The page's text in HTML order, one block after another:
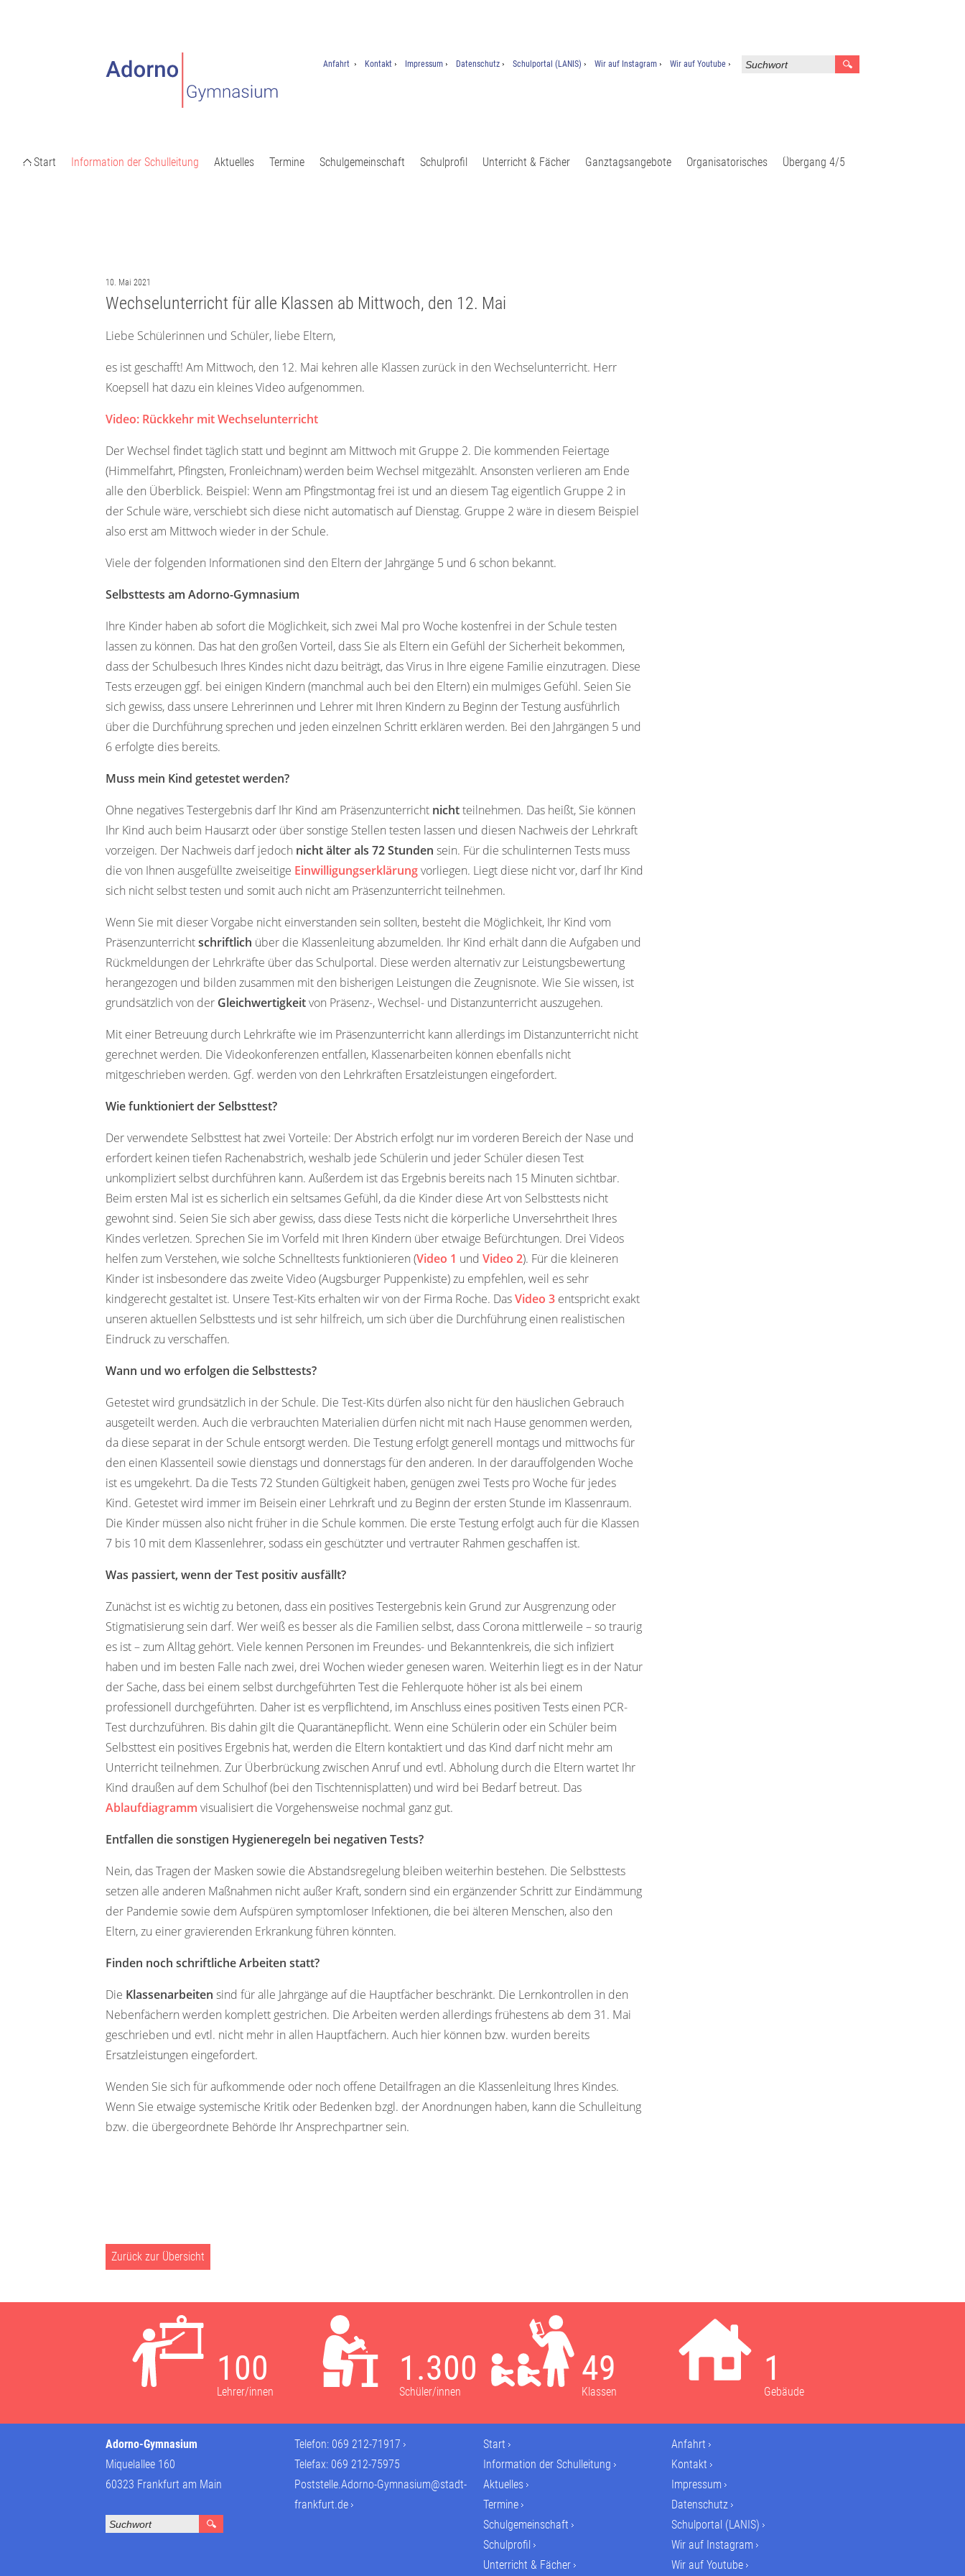
Anfahrt Kontakt Impressum Datenschutz Schulportal (LANIS) Wir auf Instagram Wir auf Youtube
Start Information der Schulleitung Aktuelles Termine Schulgemeinschaft Schulprofil Unterricht & Fächer Ganztagsangebote Organisatorisches Übergang 4/5
10. Mai 2021
Wechselunterricht für alle Klassen ab Mittwoch, den 12. Mai
Liebe Schülerinnen und Schüler, liebe Eltern,
es ist geschafft! Am Mittwoch, den 12. Mai kehren alle Klassen zurück in den Wechselunterricht. Herr
Koepsell hat dazu ein kleines Video aufgenommen.
Video: Rückkehr mit Wechselunterricht
Der Wechsel findet täglich statt und beginnt am Mittwoch mit Gruppe 2. Die kommenden Feiertage
(Himmelfahrt, Pfingsten, Fronleichnam) werden beim Wechsel mitgezählt. Ansonsten verlieren am Ende
alle den Überblick. Beispiel: Wenn am Pfingstmontag frei ist und an diesem Tag eigentlich Gruppe 2 in
der Schule wäre, verschiebt sich diese nicht automatisch auf Dienstag. Gruppe 2 wäre in diesem Beispiel
also erst am Mittwoch wieder in der Schule.
Viele der folgenden Informationen sind den Eltern der Jahrgänge 5 und 6 schon bekannt.
Selbsttests am Adorno-Gymnasium
Ihre Kinder haben ab sofort die Möglichkeit, sich zwei Mal pro Woche kostenfrei in der Schule testen
lassen zu können. Das hat den großen Vorteil, dass Sie als Eltern ein Gefühl der Sicherheit bekommen,
dass der Schulbesuch Ihres Kindes nicht dazu beiträgt, das Virus in Ihre eigene Familie einzutragen. Diese
Tests erzeugen ggf. bei einigen Kindern (manchmal auch bei den Eltern) ein mulmiges Gefühl. Seien Sie
sich gewiss, dass unsere Lehrerinnen und Lehrer mit Ihren Kindern zu Beginn der Testung ausführlich
über die Durchführung sprechen und jeden einzelnen Schritt erklären werden. Bei den Jahrgängen 5 und
6 erfolgte dies bereits.
Muss mein Kind getestet werden?
Ohne negatives Testergebnis darf Ihr Kind am Präsenzunterricht nichtteilnehmen. Das heißt, Sie können
Ihr Kind auch beim Hausarzt oder über sonstige Stellen testen lassen und diesen Nachweis der Lehrkraft
vorzeigen. Der Nachweis darf jedoch nicht älter als 72 Stunden sein. Für die schulinternen Tests muss
die von Ihnen ausgefüllte zweiseitige Einwilligungserklärungvorliegen. Liegt diese nicht vor, darf Ihr Kind
sich nicht selbst testen und somit auch nicht am Präsenzunterricht teilnehmen.
Wenn Sie mit dieser Vorgabe nicht einverstanden sein sollten, besteht die Möglichkeit, Ihr Kind vom
Präsenzunterrichtschriftlich über die Klassenleitung abzumelden. Ihr Kind erhält dann die Aufgaben und
Rückmeldungen der Lehrkräfte über das Schulportal. Diese werden alternativ zur Leistungsbewertung
herangezogen und bilden zusammen mit den bisherigen Leistungen die Zeugnisnote. Wie Sie wissen, ist
grundsätzlich von der Gleichwertigkeitvon Präsenz-, Wechsel- und Distanzunterricht auszugehen.
Mit einer Betreuung durch Lehrkräfte wie im Präsenzunterricht kann allerdings im Distanzunterricht nicht
gerechnet werden. Die Videokonferenzen entfallen, Klassenarbeiten können ebenfalls nicht
mitgeschrieben werden. Ggf. werden von den Lehrkräften Ersatzleistungen eingefordert.
Wie funktioniert der Selbsttest?
Der verwendete Selbsttest hat zwei Vorteile: Der Abstrich erfolgt nur im vorderen Bereich der Nase und
erfordert keinen tiefen Rachenabstrich, weshalb jede Schülerin und jeder Schüler diesen Test
unkompliziert selbst durchführen kann. Außerdem ist das Ergebnis bereits nach 15 Minuten sichtbar.
Beim ersten Mal ist es sicherlich ein seltsames Gefühl, da die Kinder diese Art von Selbsttests nicht
gewohnt sind. Seien Sie sich aber gewiss, dass diese Tests nicht die körperliche Unversehrtheit Ihres
Kindes verletzen. Sprechen Sie im Vorfeld mit Ihren Kindern über etwaige Befürchtungen. Drei Videos
helfen zum Verstehen, wie solche Schnelltests funktionieren (Video 1 und Video 2). Für die kleineren
Kinder ist insbesondere das zweite Video (Augsburger Puppenkiste) zu empfehlen, weil es sehr
kindgerecht gestaltet ist. Unsere Test-Kits erhalten wir von der Firma Roche. DasVideo 3 entspricht exakt
unseren aktuellen Selbsttests und ist sehr hilfreich, um sich über die Durchführung einen realistischen
Eindruck zu verschaffen.
Wann und wo erfolgen die Selbsttests?
Getestet wird grundsätzlich in der Schule. Die Test-Kits dürfen also nicht für den häuslichen Gebrauch
ausgeteilt werden. Auch die verbrauchten Materialien dürfen nicht mit nach Hause genommen werden,
da diese separat in der Schule entsorgt werden. Die Testung erfolgt generell montags und mittwochs für
den einen Klassenteil sowie dienstags und donnerstags für den anderen. In der darauffolgenden Woche
ist es umgekehrt. Da die Tests 72 Stunden Gültigkeit haben, genügen zwei Tests pro Woche für jedes
Kind. Getestet wird immer im Beisein einer Lehrkraft und zu Beginn der ersten Stunde im Klassenraum.
Die Kinder müssen also nicht früher in die Schule kommen. Die erste Testung erfolgt auch für die Klassen
7 bis 10 mit dem Klassenlehrer, sodass ein geschützter und vertrauter Rahmen geschaffen ist.
Was passiert, wenn der Test positiv ausfällt?
Zunächst ist es wichtig zu betonen, dass ein positives Testergebnis kein Grund zur Ausgrenzung oder
Stigmatisierung sein darf. Wer weiß es besser als die Familien selbst, dass Corona mittlerweile – so traurig
es ist – zum Alltag gehört. Viele kennen Personen im Freundes- und Bekanntenkreis, die sich infiziert
haben und im besten Falle nach zwei, drei Wochen wieder genesen waren. Weiterhin liegt es in der Natur
der Sache, dass bei einem selbst durchgeführten Test die Fehlerquote höher ist als bei einem
professionell durchgeführten. Daher ist es verpflichtend, im Anschluss eines positiven Tests einen PCR-
Test durchzuführen. Bis dahin gilt die Quarantänepflicht. Wenn eine Schülerin oder ein Schüler beim
Selbsttest ein positives Ergebnis hat, werden die Eltern kontaktiert und das Kind darf nicht mehr am
Unterricht teilnehmen. Zur Überbrückung zwischen Anruf und evtl. Abholung durch die Eltern wartet Ihr
Kind draußen auf dem Schulhof (bei den Tischtennisplatten) und wird bei Bedarf betreut. Das
Ablaufdiagramm visualisiert die Vorgehensweise nochmal ganz gut.
Entfallen die sonstigen Hygieneregeln bei negativen Tests?
Nein, das Tragen der Masken sowie die Abstandsregelung bleiben weiterhin bestehen. Die Selbsttests
setzen alle anderen Maßnahmen nicht außer Kraft, sondern sind ein ergänzender Schritt zur Eindämmung
der Pandemie sowie dem Aufspüren symptomloser Infektionen, die bei älteren Menschen, also den
Eltern, zu einer gravierenden Erkrankung führen könnten.
Finden noch schriftliche Arbeiten statt?
Die Klassenarbeiten sind für alle Jahrgänge auf die Hauptfächer beschränkt. Die Lernkontrollen in den
Nebenfächern werden komplett gestrichen. Die Arbeiten werden allerdings frühestens ab dem 31. Mai
geschrieben und evtl. nicht mehr in allen Hauptfächern. Auch hier können bzw. wurden bereits
Ersatzleistungen eingefordert.
Wenden Sie sich für aufkommende oder noch offene Detailfragen an die Klassenleitung Ihres Kindes.
Wenn Sie etwaige systemische Kritik oder Bedenken bzgl. der Anordnungen haben, kann die Schulleitung
bzw. die übergeordnete Behörde Ihr Ansprechpartner sein.
Zurück zur Übersicht
100
Lehrer/innen
1.300
Schüler/innen
49
Klassen
1
Gebäude
Adorno-Gymnasium
Miquelallee 160
60323 Frankfurt am Main
Telefon: 069 212-71917
Telefax: 069 212-75975
Poststelle.Adorno-Gymnasium@stadt-
frankfurt.de
Start
Information der Schulleitung
Aktuelles
Termine
Schulgemeinschaft
Schulprofil
Unterricht & Fächer
Anfahrt
Kontakt
Impressum
Datenschutz
Schulportal (LANIS)
Wir auf Instagram
Wir auf Youtube